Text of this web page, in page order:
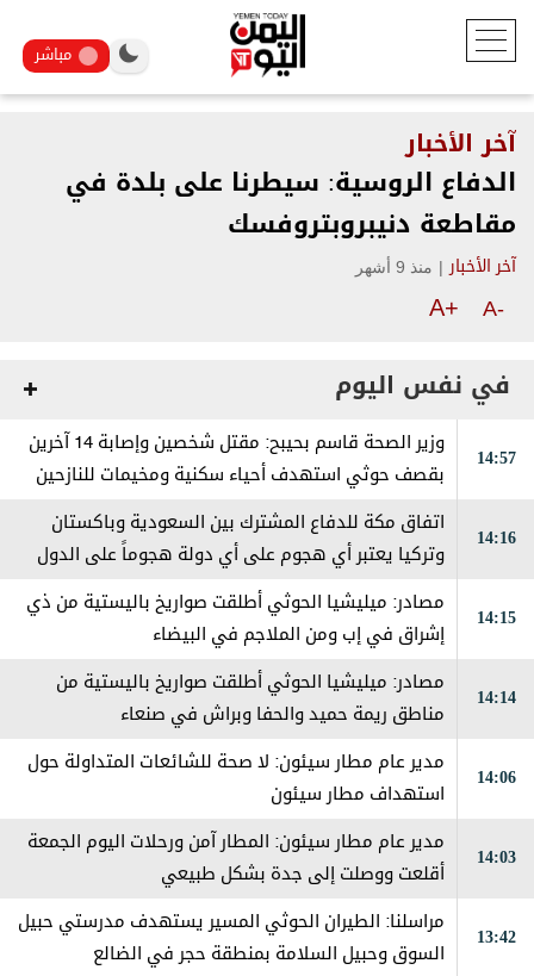
مباشر
آخر الأخبار
الدفاع الروسية: سيطرنا على بلدة في
مقاطعة دنيبروبتروفسك
آخر الأخبار | منذ 9 أشهر
A-
A+
في نفس اليوم
14:57
وزير الصحة قاسم بحيبح: مقتل شخصين وإصابة 14 آخرين
بقصف حوثي استهدف أحياء سكنية ومخيمات للنازحين
14:16
اتفاق مكة للدفاع المشترك بين السعودية وباكستان
وتركيا يعتبر ‏أي هجوم على أي دولة هجوماً على الدول
14:15
مصادر: ميليشيا الحوثي أطلقت صواريخ باليستية من ذي
إشراق في إب ومن الملاجم في البيضاء
14:14
مصادر: ميليشيا الحوثي أطلقت صواريخ باليستية من
مناطق ريمة حميد والحفا وبراش في صنعاء
14:06
مدير عام مطار سيئون: لا صحة للشائعات المتداولة حول
استهداف مطار سيئون
14:03
مدير عام مطار سيئون: المطار آمن ورحلات اليوم الجمعة
أقلعت ووصلت إلى جدة بشكل طبيعي
13:42
مراسلنا: الطيران الحوثي المسير يستهدف مدرستي حبيل
السوق وحبيل السلامة بمنطقة حجر في الضالع